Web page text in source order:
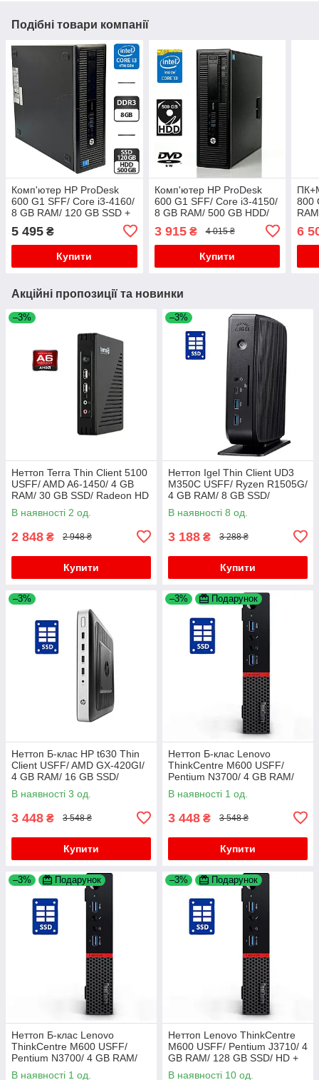
Подібні товари компанії
Комп'ютер HP ProDesk
600 G1 SFF/ Core i3-4160/
8 GB RAM/ 120 GB SSD +
5 495 ₴
Купити
Комп'ютер HP ProDesk
600 G1 SFF/ Core i3-4150/
8 GB RAM/ 500 GB HDD/
3 915₴ 4 015 ₴
Купити
800
6
Акційні пропозиції та новинки
–3%
Неттоп Terra Thin Client 5100
USFF/ AMD A6-1450/ 4 GB
RAM/ 30 GB SSD/ Radeon HD
8250
В наявності 2 од.
2 848 ₴ 2 948 ₴
Купити
–3%
Неттоп Igel Thin Client UD3
M350C USFF/ Ryzen R1505G/
4 GB RAM/ 8 GB SSD/
Radeon Vega 3
В наявності 8 од.
3 188 ₴ 3 288 ₴
Купити
–3%
Неттоп Б-клас HP t630 Thin
Client USFF/ AMD GX-420GI/
4 GB RAM/ 16 GB SSD/
Radeon R7E
В наявності 3 од.
3 448 ₴ 3 548 ₴
Купити
–3% Подарунок
Неттоп Б-клас Lenovo
ThinkCentre M600 USFF/
Pentium N3700/ 4 GB RAM/
120 GB SSD/ HD
В наявності 1 од.
3 448 ₴ 3 548 ₴
Купити
–3% Подарунок
Неттоп Б-клас Lenovo
ThinkCentre M600 USFF/
Pentium N3700/ 4 GB RAM/
64 GB SSD/ HD
В наявності 1 од.
–3% Подарунок
Неттоп Lenovo ThinkCentre
M600 USFF/ Pentium J3710/ 4
GB RAM/ 128 GB SSD/ HD +
перехідник DisplayPort-DVI
В наявності 10 од.